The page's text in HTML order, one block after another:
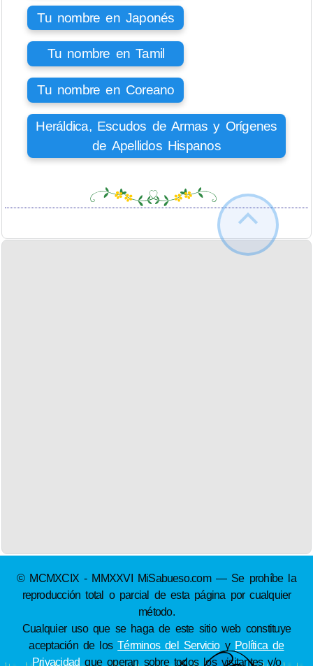
Tu nombre en Japonés
Tu nombre en Tamil
Tu nombre en Coreano
Heráldica, Escudos de Armas y Orígenes
de Apellidos Hispanos
© MCMXCIX - MMXXVI MiSabueso.com — Se prohíbe la
reproducción total o parcial de esta página por cualquier
método.
Cualquier uso que se haga de este sitio web constituye
aceptación de losTérminos del Servicioy Política de
Privacidad que operan sobre todos los visitantes y/o